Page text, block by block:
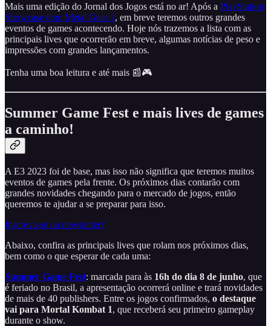
Mais uma edição do Jornal dos Jogos está no ar! Após a PlayStation
Showcase com Metal Gear 3, em breve teremos outros grandes
eventos de games acontecendo. Hoje nós trazemos a lista com as
principais lives que ocorrerão em breve, algumas notícias de peso e
impressões com grandes lançamentos.
Tenha uma boa leitura e até mais 📰🎮
Summer Game Fest e mais lives de games
a caminho!
A E3 2023 foi de base, mas isso não significa que teremos muitos
eventos de games pela frente. Os próximos dias contarão com
grandes novidades chegando para o mercado de jogos, então
queremos te ajudar a se preparar para isso.
Inscreva-se na newsletter!
Abaixo, confira as principais lives que rolam nos próximos dias,
bem como o que esperar de cada uma:
Summer Game Fest: marcada para às 16h do dia 8 de junho, que
é feriado no Brasil, a apresentação ocorrerá online e trará novidades
de mais de 40 publishers. Entre os jogos confirmados, o destaque
vai para Mortal Kombat 1, que receberá seu primeiro gameplay
durante o show.